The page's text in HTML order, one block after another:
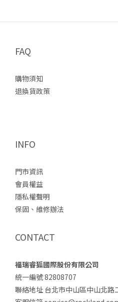
FAQ
購物須知
退換貨政策
INFO
門市資訊
會員權益
隱私權聲明
保固、維修辦法
CONTACT
福瑞睿狐國際股份有限公司
統一編號 82808707
聯絡地址 台北市中山區中山北路